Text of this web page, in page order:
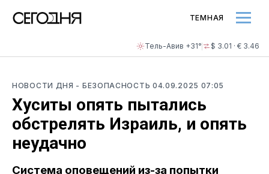
Тель-Авив +31° $ 3.01 · € 3.46
ТЕМНАЯ
НОВОСТИ ДНЯ - БЕЗОПАСНОСТЬ 04.09.2025 07:05
Хуситы опять пытались
обстрелять Израиль, и опять
неудачно
Система оповещений из-за попытки